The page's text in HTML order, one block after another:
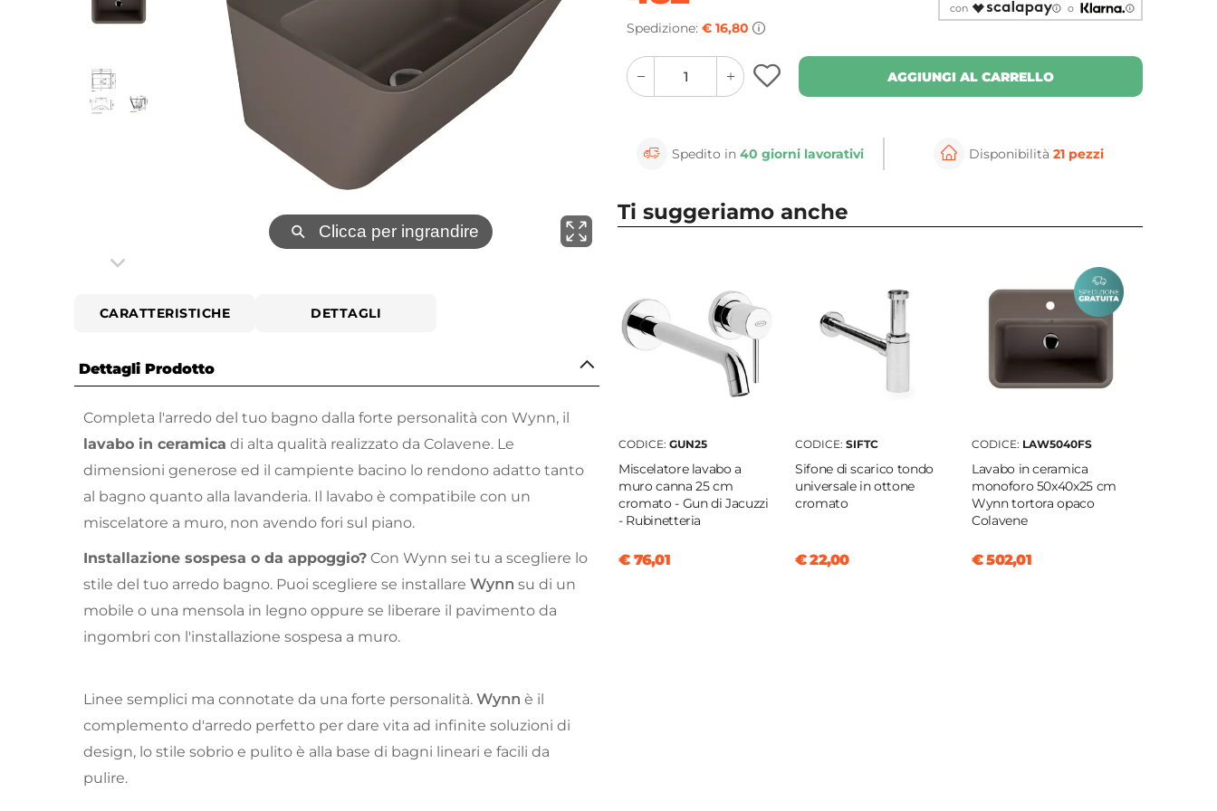
⚲ Clicca per ingrandire ⚲ Clicca per ingrandire
CARATTERISTICHE DETTAGLI
Dettagli Prodotto
Completa l'arredo del tuo bagno dalla forte personalità con Wynn, il
lavabo in ceramica di alta qualità realizzato da Colavene. Le
dimensioni generose ed il campiente bacino lo rendono adatto tanto
al bagno quanto alla lavanderia. Il lavabo è compatibile con un
miscelatore a muro, non avendo fori sul piano.
Installazione sospesa o da appoggio? Con Wynn sei tu a scegliere lo
stile del tuo arredo bagno. Puoi scegliere se installare Wynn su di un
mobile o una mensola in legno oppure se liberare il pavimento da
ingombri con l'installazione sospesa a muro.
Linee semplici ma connotate da una forte personalità. Wynn è il
complemento d'arredo perfetto per dare vita ad infinite soluzioni di
design, lo stile sobrio e pulito è alla base di bagni lineari e facili da
pulire.
Spedizione: € 16,80
con
o
quantity
button
quantity
minus
button
AGGIUNGI AL CARRELLO
Spedito in40 giorni lavorativi Disponibilità 21 pezzi
Ti suggeriamo anche
CODICE: GUN25
Miscelatore lavabo a
muro canna 25 cm
cromato - Gun di Jacuzzi
- Rubinetteria
€ 76,01
CODICE: SIFTC
Sifone di scarico tondo
universale in ottone
cromato
€ 22,00
CODICE: LAW5040FS
Lavabo in ceramica
monoforo 50x40x25 cm
Wynn tortora opaco
Colavene
€ 502,01